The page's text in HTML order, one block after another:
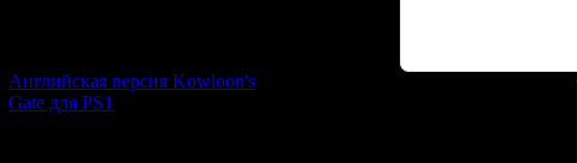
Английская версия Kowloon's
Gate для PS1